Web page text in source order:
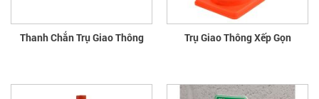
Thanh Chắn Trụ Giao Thông Trụ Giao Thông Xếp Gọn